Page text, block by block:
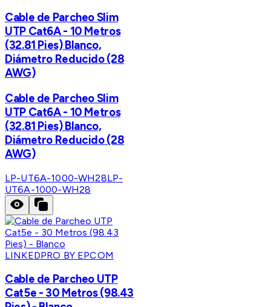
Cable de Parcheo Slim
UTP Cat6A - 10 Metros
(32.81 Pies) Blanco,
Diámetro Reducido (28
AWG)
Cable de Parcheo Slim
UTP Cat6A - 10 Metros
(32.81 Pies) Blanco,
Diámetro Reducido (28
AWG)
LP-UT6A-1000-WH28LP-
UT6A-1000-WH28
LINKEDPRO BY EPCOM
Cable de Parcheo UTP
Cat5e - 30 Metros (98.43